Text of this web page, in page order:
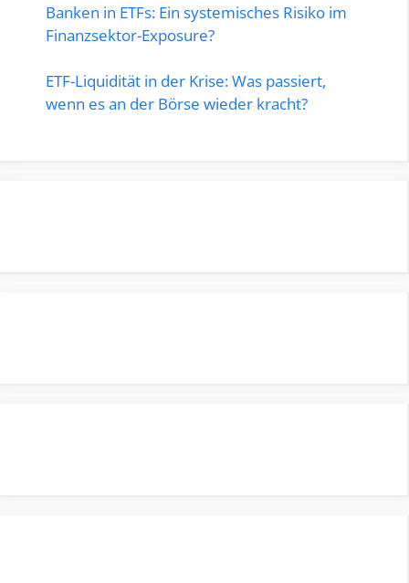
Banken in ETFs: Ein systemisches Risiko im
Finanzsektor-Exposure?
ETF-Liquidität in der Krise: Was passiert,
wenn es an der Börse wieder kracht?